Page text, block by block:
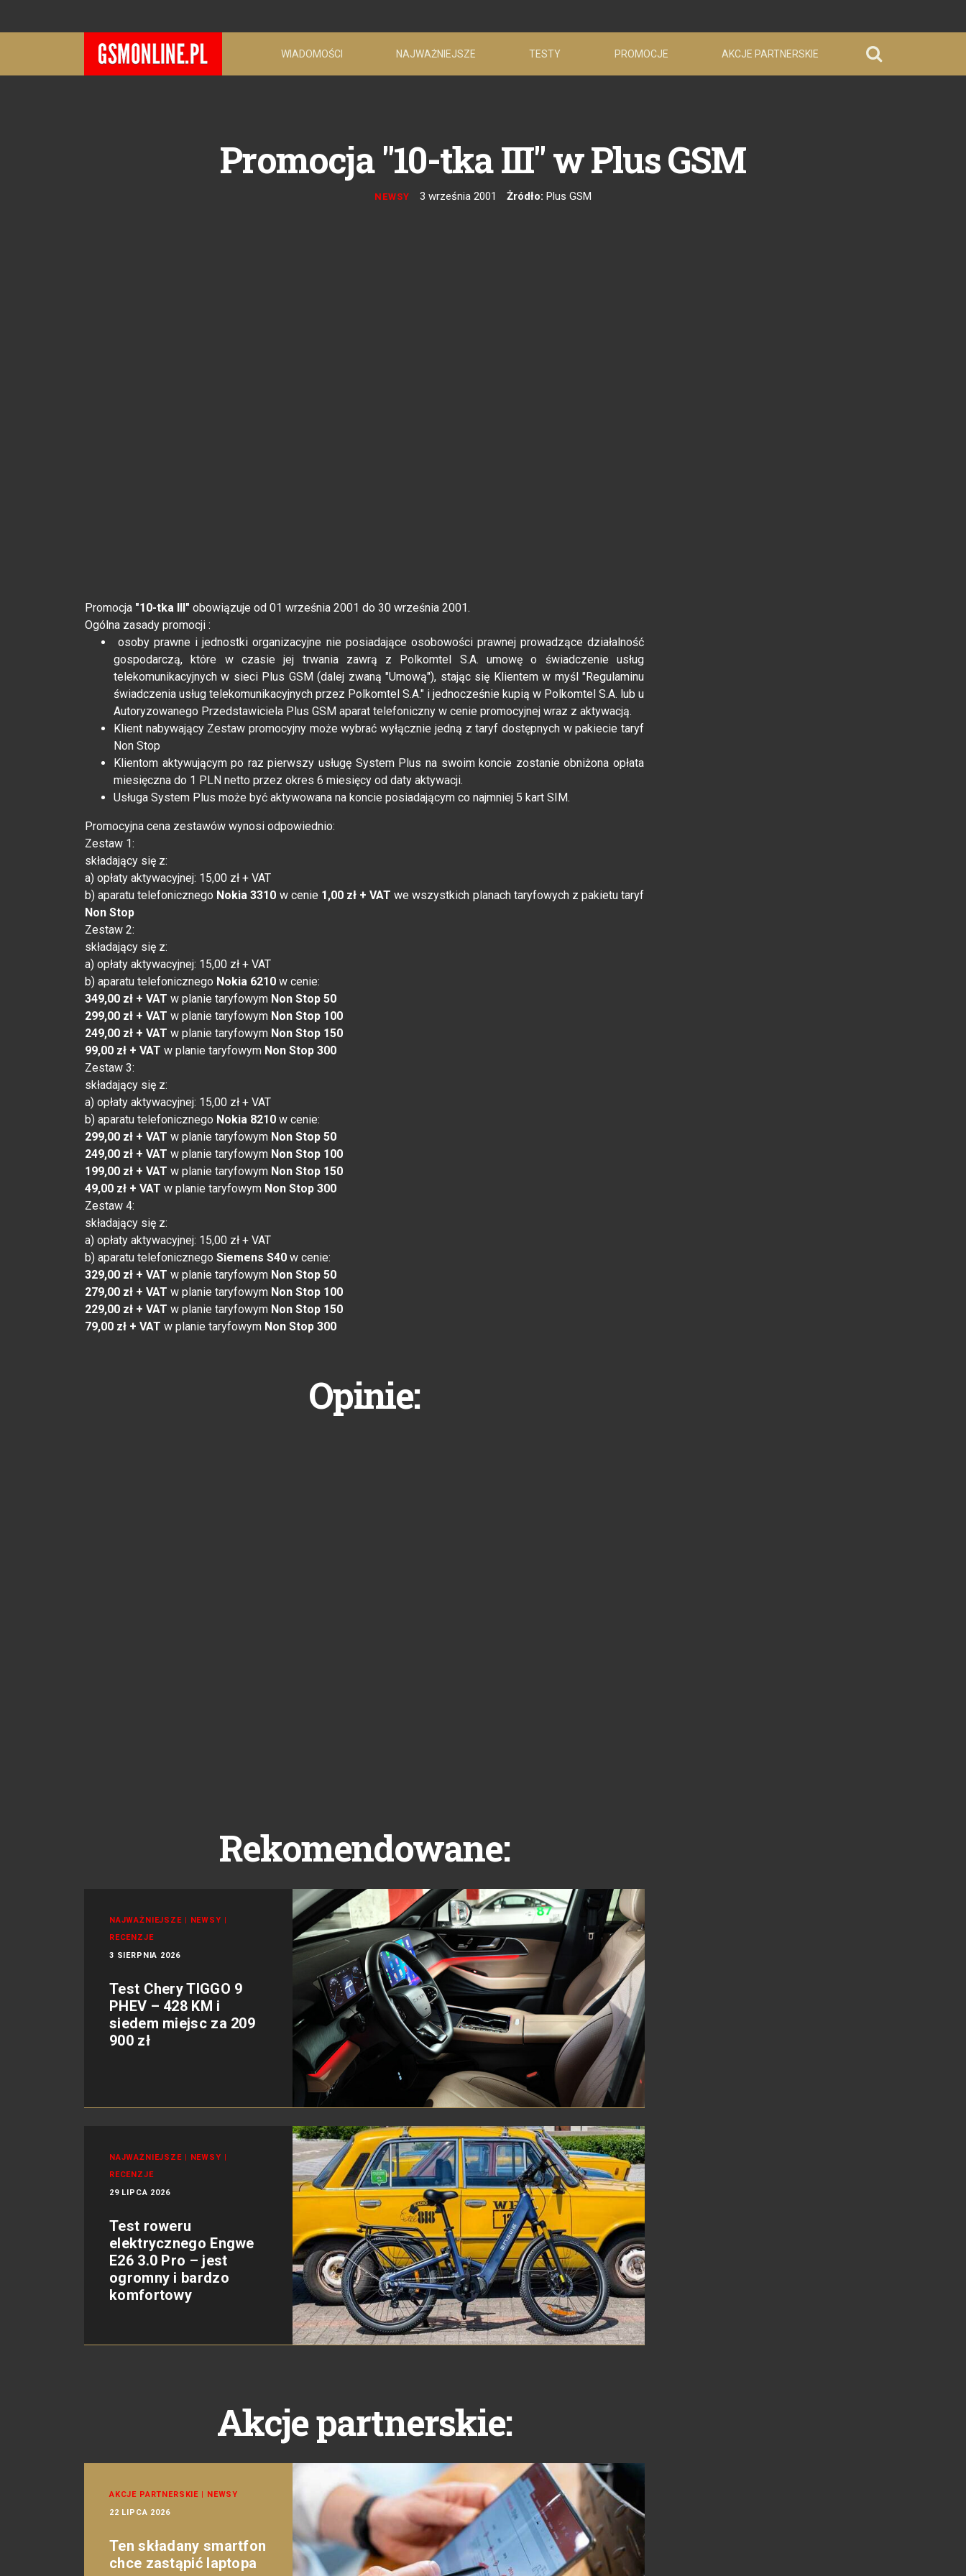
WIADOMOŚCI NAJWAŻNIEJSZE TESTY PROMOCJE AKCJE PARTNERSKIE
Promocja "10-tka III" w Plus GSM
NEWSY 3 września 2001 Żródło: Plus GSM
Promocja "10-tka III" obowiązuje od 01 września 2001 do 30 września 2001.
Ogólna zasady promocji :
osoby prawne i jednostki organizacyjne nie posiadające osobowości prawnej prowadzące działalność
gospodarczą, które w czasie jej trwania zawrą z Polkomtel S.A. umowę o świadczenie usług
telekomunikacyjnych w sieci Plus GSM (dalej zwaną "Umową"), stając się Klientem w myśl "Regulaminu
świadczenia usług telekomunikacyjnych przez Polkomtel S.A." i jednocześnie kupią w Polkomtel S.A. lub u
Autoryzowanego Przedstawiciela Plus GSM aparat telefoniczny w cenie promocyjnej wraz z aktywacją.
Klient nabywający Zestaw promocyjny może wybrać wyłącznie jedną z taryf dostępnych w pakiecie taryf
Non Stop
Klientom aktywującym po raz pierwszy usługę System Plus na swoim koncie zostanie obniżona opłata
miesięczna do 1 PLN netto przez okres 6 miesięcy od daty aktywacji.
Usługa System Plus może być aktywowana na koncie posiadającym co najmniej 5 kart SIM.
Promocyjna cena zestawów wynosi odpowiednio:
Zestaw 1:
składający się z:
a) opłaty aktywacyjnej: 15,00 zł + VAT
b) aparatu telefonicznego Nokia 3310 w cenie 1,00 zł + VAT we wszystkich planach taryfowych z pakietu taryf
Non Stop
Zestaw 2:
składający się z:
a) opłaty aktywacyjnej: 15,00 zł + VAT
b) aparatu telefonicznego Nokia 6210 w cenie:
349,00 zł + VAT w planie taryfowym Non Stop 50
299,00 zł + VAT w planie taryfowym Non Stop 100
249,00 zł + VAT w planie taryfowym Non Stop 150
99,00 zł + VAT w planie taryfowym Non Stop 300
Zestaw 3:
składający się z:
a) opłaty aktywacyjnej: 15,00 zł + VAT
b) aparatu telefonicznego Nokia 8210 w cenie:
299,00 zł + VAT w planie taryfowym Non Stop 50
249,00 zł + VAT w planie taryfowym Non Stop 100
199,00 zł + VAT w planie taryfowym Non Stop 150
49,00 zł + VAT w planie taryfowym Non Stop 300
Zestaw 4:
składający się z:
a) opłaty aktywacyjnej: 15,00 zł + VAT
b) aparatu telefonicznego Siemens S40 w cenie:
329,00 zł + VAT w planie taryfowym Non Stop 50
279,00 zł + VAT w planie taryfowym Non Stop 100
229,00 zł + VAT w planie taryfowym Non Stop 150
79,00 zł + VAT w planie taryfowym Non Stop 300
Opinie:
Rekomendowane:
NAJWAŻNIEJSZE | NEWSY |
RECENZJE
3 SIERPNIA 2026
Test Chery TIGGO 9
PHEV – 428 KM i
siedem miejsc za 209
900 zł
NAJWAŻNIEJSZE | NEWSY |
RECENZJE
29 LIPCA 2026
Test roweru
elektrycznego Engwe
E26 3.0 Pro – jest
ogromny i bardzo
komfortowy
Akcje partnerskie:
AKCJE PARTNERSKIE | NEWSY
22 LIPCA 2026
Ten składany smartfon
chce zastąpić laptopa